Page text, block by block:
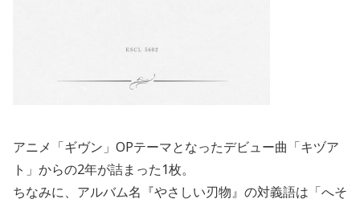
アニメ「ギヴン」OPテーマとなったデビュー曲「キヅア
ト」からの2年が詰まった1枚。
ちなみに、アルバム名『やさしい刃物』の対義語は「へそ